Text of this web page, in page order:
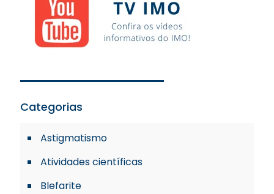
Categorias
Astigmatismo
Atividades científicas
Blefarite